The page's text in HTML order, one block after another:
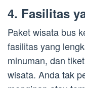
4. Fasilitas
Paket wisata bus
fasilitas yang
minuman, dan
wisata. Anda tak